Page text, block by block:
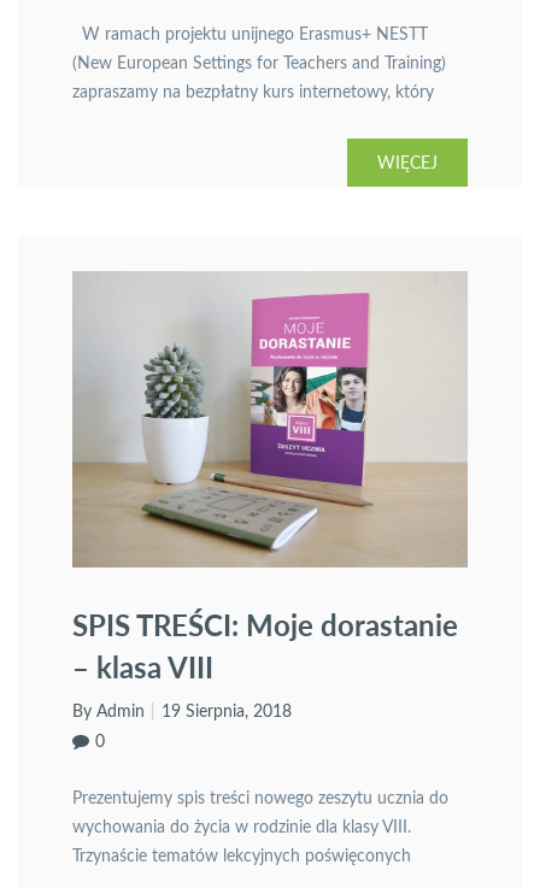
W ramach projektu unijnego Erasmus+ NESTT
(New European Settings for Teachers and Training)
zapraszamy na bezpłatny kurs internetowy, który
WIĘCEJ
SPIS TREŚCI: Moje dorastanie
– klasa VIII
By Admin
19 Sierpnia, 2018
0
Prezentujemy spis treści nowego zeszytu ucznia do
wychowania do życia w rodzinie dla klasy VIII.
Trzynaście tematów lekcyjnych poświęconych